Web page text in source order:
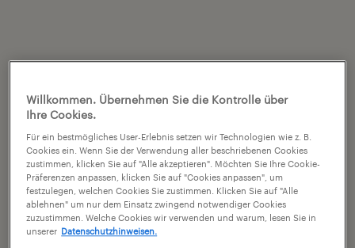
Willkommen. Übernehmen Sie die Kontrolle über
Ihre Cookies.
Für ein bestmögliches User-Erlebnis setzen wir Technologien wie z. B.
Cookies ein. Wenn Sie der Verwendung aller beschriebenen Cookies
zustimmen, klicken Sie auf "Alle akzeptieren". Möchten Sie Ihre Cookie-
Präferenzen anpassen, klicken Sie auf "Cookies anpassen", um
festzulegen, welchen Cookies Sie zustimmen. Klicken Sie auf "Alle
ablehnen" um nur dem Einsatz zwingend notwendiger Cookies
zuzustimmen. Welche Cookies wir verwenden und warum, lesen Sie in
unserer Datenschutzhinweisen.